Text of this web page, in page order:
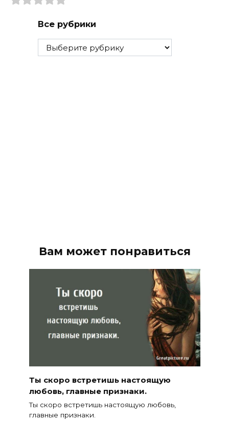
Все рубрики
Все
рубрики
Вам может понравиться
Ты скоро встретишь настоящую
любовь, главные признаки.
Ты скоро встретишь настоящую любовь,
главные признаки.